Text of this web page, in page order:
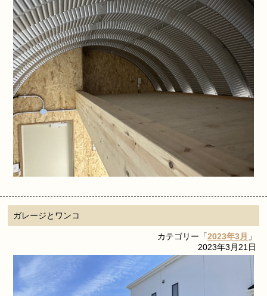
ガレージとワンコ
カテゴリー「2023年3月 」
2023年3月21日